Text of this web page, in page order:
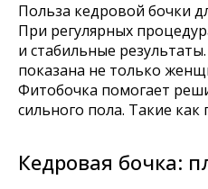
Польза кедровой бочки
При регулярных
и стабильные
показана не только
Фитобочка помогает
сильного пола. Такие
Кедровая бочка:
Наши контакты
Компания
О нас
Доставка оплата
Блог
Контакты